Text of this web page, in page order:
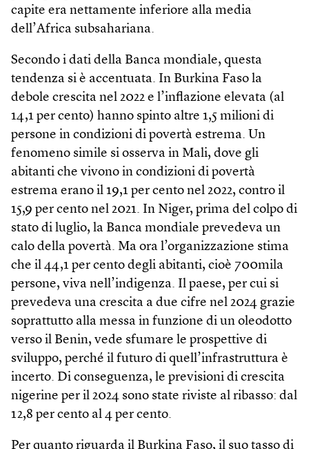
capite era nettamente inferiore alla media
dell’Africa subsahariana.
Secondo i dati della Banca mondiale, questa
tendenza si è accentuata. In Burkina Faso la
debole crescita nel 2022 e l’inflazione elevata (al
14,1 per cento) hanno spinto altre 1,5 milioni di
persone in condizioni di povertà estrema. Un
fenomeno simile si osserva in Mali, dove gli
abitanti che vivono in condizioni di povertà
estrema erano il 19,1 per cento nel 2022, contro il
15,9 per cento nel 2021. In Niger, prima del colpo di
stato di luglio, la Banca mondiale prevedeva un
calo della povertà. Ma ora l’organizzazione stima
che il 44,1 per cento degli abitanti, cioè 700mila
persone, viva nell’indigenza. Il paese, per cui si
prevedeva una crescita a due cifre nel 2024 grazie
soprattutto alla messa in funzione di un oleodotto
verso il Benin, vede sfumare le prospettive di
sviluppo, perché il futuro di quell’infrastruttura è
incerto. Di conseguenza, le previsioni di crescita
nigerine per il 2024 sono state riviste al ribasso: dal
12,8 per cento al 4 per cento.
Per quanto riguarda il Burkina Faso, il suo tasso di